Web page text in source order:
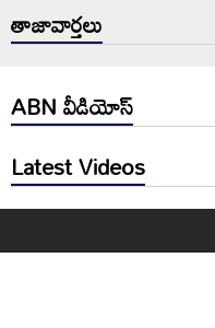
తాజావార్తలు
ABN వీడియోస్
Latest Videos